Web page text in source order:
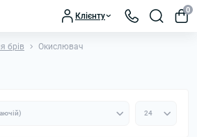
Клієнту
0
брів Окислювач